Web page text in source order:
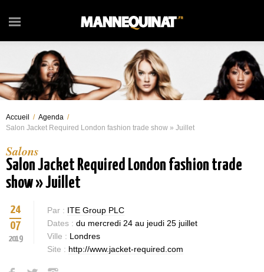
Accueil / Agenda /
Salon Jacket Required London fashion trade show » Juillet
Salons
Salon Jacket Required London fashion trade
show » Juillet
24
07
2019
Par : ITE Group PLC
Dates : du mercredi 24 au jeudi 25 juillet
Ville : Londres
Site : http://www.jacket-required.com